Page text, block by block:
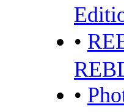
•
•